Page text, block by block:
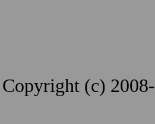
Copyright (c)